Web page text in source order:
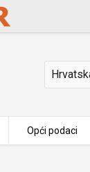
Država
Opći podaci
Bundalo